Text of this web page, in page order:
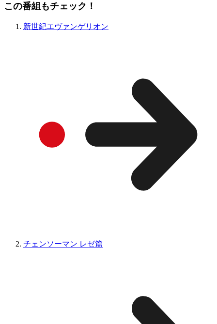
この番組もチェック！
新世紀エヴァンゲリオン
チェンソーマン レゼ篇